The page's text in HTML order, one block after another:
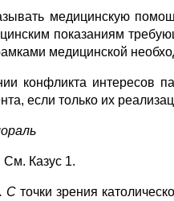
медицинскую
показаниям
меди­цинской
конфликта интересов
если только их
См. Казус 1.
С точки зрения